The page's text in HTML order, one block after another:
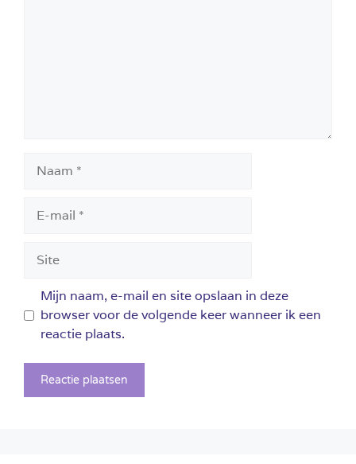
mail
Mijn naam, e-mail en site opslaan in deze
browser voor de volgende keer wanneer ik een
reactie plaats.